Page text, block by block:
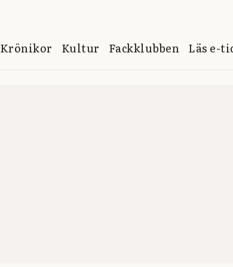
Krönikor Kultur Fackklubben Läs e-